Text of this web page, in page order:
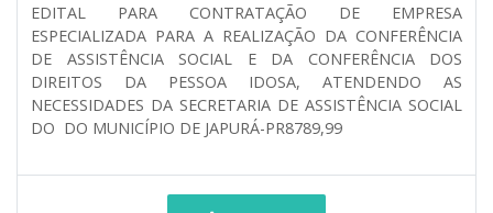
EDITAL PARA CONTRATAÇÃO DE EMPRESA
ESPECIALIZADA PARA A REALIZAÇÃO DA CONFERÊNCIA
DE ASSISTÊNCIA SOCIAL E DA CONFERÊNCIA DOS
DIREITOS DA PESSOA IDOSA, ATENDENDO AS
NECESSIDADES DA SECRETARIA DE ASSISTÊNCIA SOCIAL
DO DO MUNICÍPIO DE JAPURÁ-PR8789,99